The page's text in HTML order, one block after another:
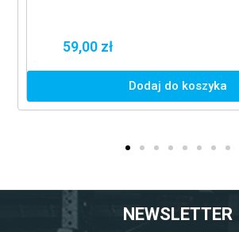
59,00 zł
Dodaj do koszyka
NEWSLETTER